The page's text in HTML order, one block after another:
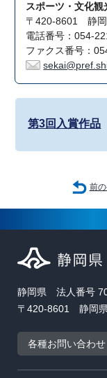
スポーツ・文化
〒420-8601 静岡
電話番号：054-
ファクス番号：
第3回入賞作品
前
静岡県 法人番号
〒420-8601 静岡
各種お問い合わせ